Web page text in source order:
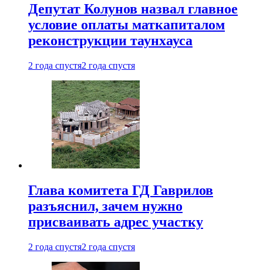
Депутат Колунов назвал главное
условие оплаты маткапиталом
реконструкции таунхауса
2 года спустя2 года спустя
Глава комитета ГД Гаврилов
разъяснил, зачем нужно
присваивать адрес участку
2 года спустя2 года спустя